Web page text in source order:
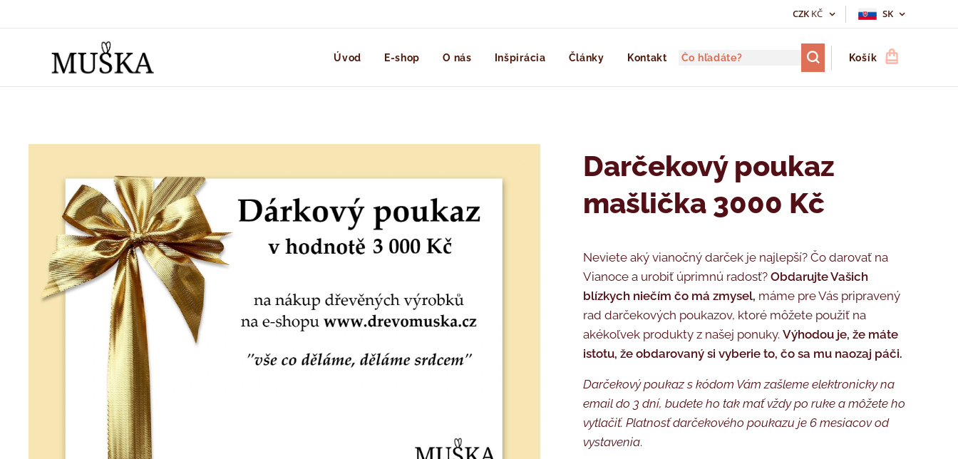
CZK KČ SK
Úvod E-shop O nás Inšpirácia Články Kontakt Košík
Darčekový poukaz
mašlička 3000 Kč
Neviete aký vianočný darček je najlepší? Čo darovať na
Vianoce a urobiť úprimnú radosť?Obdarujte Vašich
blízkych niečím čo má zmysel, máme pre Vás pripravený
rad darčekových poukazov, ktoré môžete použiť na
akékoľvek produkty z našej ponuky.Výhodou je, že máte
istotu, že obdarovaný si vyberie to, čo sa mu naozaj páči.
Darčekový poukaz s kódom Vám zašleme elektronicky na
email do 3 dní, budete ho tak mať vždy po ruke a môžete ho
vytlačiť. Platnosť darčekového poukazu je 6 mesiacov od
vystavenia.